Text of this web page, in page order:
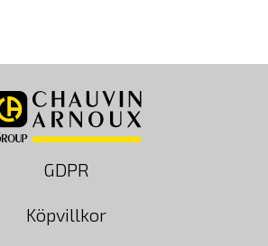
GDPR
Köpvillkor